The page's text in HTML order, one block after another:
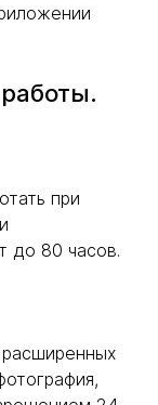
при
до 80 часов.